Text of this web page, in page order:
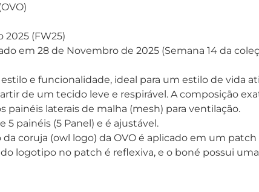
(FW25)
em 28 de Novembro de 2025 (Semana 14 da
e funcionalidade, ideal para um estilo de vida
de um tecido leve e respirável. A composição
painéis laterais de malha (mesh) para ventilação.
5 painéis (5 Panel) e é ajustável.
coruja (owl logo) da OVO é aplicado em um
logotipo no patch é reflexiva, e o boné possui